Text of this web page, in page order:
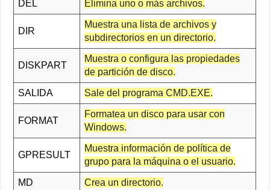
DEL Elimina uno o más archivos.
DIR
Muestra una lista de archivos y
subdirectorios en un directorio.
DISKPART
Muestra o configura las propiedades
de partición de disco.
SALIDA Sale del programa CMD.EXE.
FORMAT
Formatea un disco para usar con
Windows.
GPRESULT
Muestra información de política de
grupo para la máquina o el usuario.
MD Crea un directorio.